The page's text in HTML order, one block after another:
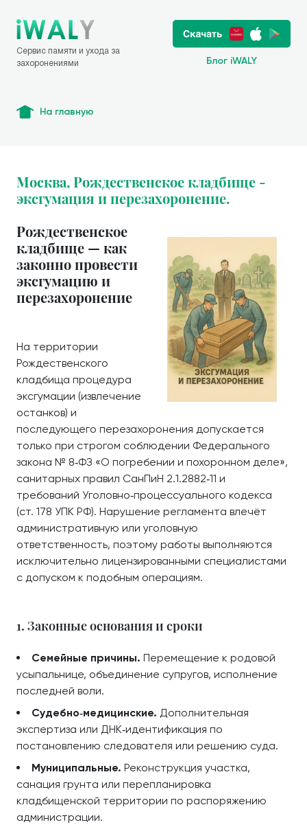
Сервис памяти и ухода за
захоронениями
Блог iWALY
На главную
Москва, Рождественское кладбище -
эксгумация и перезахоронение.
Рождественское
кладбище — как
законно провести
эксгумацию и
перезахоронение
На территории
Рождественского
кладбища процедура
эксгумации (извлечение
останков) и
последующего перезахоронения допускается
только при строгом соблюдении Федерального
закона № 8‑ФЗ «О погребении и похоронном деле»,
санитарных правил СанПиН 2.1.2882‑11 и
требований Уголовно‑процессуального кодекса
(ст. 178 УПК РФ). Нарушение регламента влечёт
административную или уголовную
ответственность, поэтому работы выполняются
исключительно лицензированными специалистами
с допуском к подобным операциям.
1. Законные основания и сроки
Семейные причины. Перемещение к родовой
усыпальнице, объединение супругов, исполнение
последней воли.
Судебно‑медицинские. Дополнительная
экспертиза или ДНК‑идентификация по
постановлению следователя или решению суда.
Муниципальные. Реконструкция участка,
санация грунта или перепланировка
кладбищенской территории по распоряжению
администрации.